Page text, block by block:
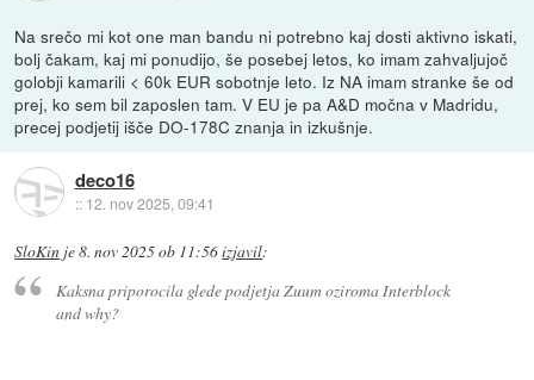
Na srečo mi kot one man bandu ni potrebno kaj dosti aktivno iskati,
bolj čakam, kaj mi ponudijo, še posebej letos, ko imam zahvaljujoč
golobji kamarili < 60k EUR sobotnje leto. Iz NA imam stranke še od
prej, ko sem bil zaposlen tam. V EU je pa A&D močna v Madridu,
precej podjetij išče DO-178C znanja in izkušnje.
deco16
:: 12. nov 2025, 09:41
SloKin je8. nov 2025 ob 11:56izjavil:
Kaksna priporocila glede podjetja Zuum oziroma Interblock
and why?